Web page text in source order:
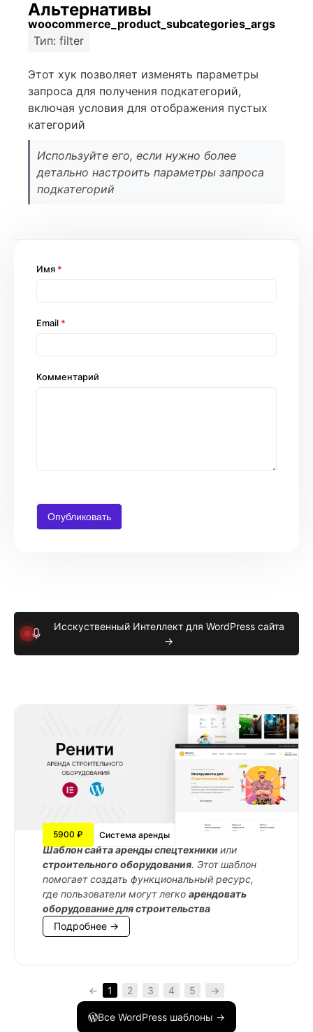
Альтернативы
woocommerce_product_subcategories_args
Тип: filter
Этот хук позволяет изменять параметры
запроса для получения подкатегорий,
включая условия для отображения пустых
категорий
Используйте его, если нужно более
детально настроить параметры запроса
подкатегорий
Комментарий
Имя *
Email *
Исскуственный Интеллект для WordPress сайта
→
5900 ₽ Система аренды
Шаблон сайта аренды спецтехникиили
строительного оборудования. Этот шаблон
помогает создать функциональный ресурс,
где пользователи могут легко арендовать
оборудование для строительства
Подробнее →
← 1 2 3 4 5 →
Все WordPress шаблоны →